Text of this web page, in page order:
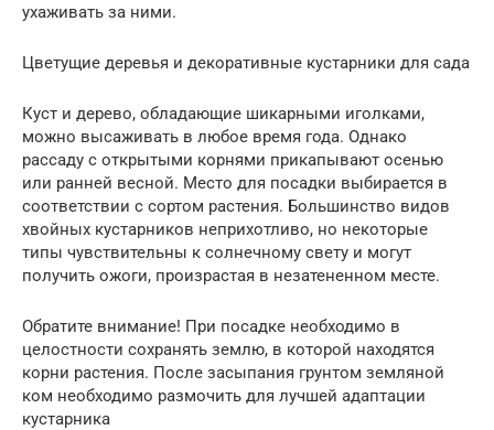
ухаживать за ними.
Цветущие деревья и декоративные кустарники для сада
Куст и дерево, обладающие шикарными иголками,
можно высаживать в любое время года. Однако
рассаду с открытыми корнями прикапывают осенью
или ранней весной. Место для посадки выбирается в
соответствии с сортом растения. Большинство видов
хвойных кустарников неприхотливо, но некоторые
типы чувствительны к солнечному свету и могут
получить ожоги, произрастая в незатененном месте.
Обратите внимание! При посадке необходимо в
целостности сохранять землю, в которой находятся
корни растения. После засыпания грунтом земляной
ком необходимо размочить для лучшей адаптации
кустарника